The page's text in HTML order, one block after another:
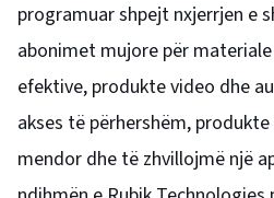
programuar shpejt nxjerrjen e
abonimet mujore për
efektive, produkte video dhe
akses të përhershëm,
mendor dhe të zhvillojmë një